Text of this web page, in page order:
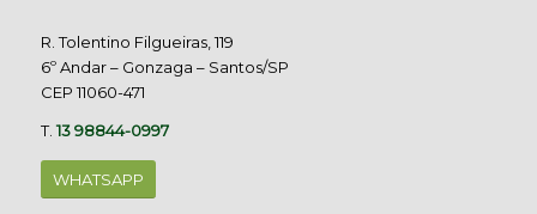
R. Tolentino Filgueiras, 119
6º Andar – Gonzaga – Santos/SP
CEP 11060-471
T.13 98844-0997
WHATSAPP